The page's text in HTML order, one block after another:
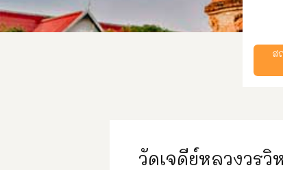
ส
วัดเจดีย์หลวงวรวิ